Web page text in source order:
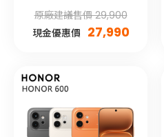
原廠建議售價 29,900
現金優惠價 27,990